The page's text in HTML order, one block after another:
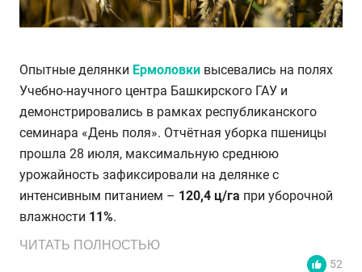
Опытные делянки Ермоловки высевались на полях
Учебно-научного центра Башкирского ГАУ и
демонстрировались в рамках республиканского
семинара «День поля». Отчётная уборка пшеницы
прошла 28 июля, максимальную среднюю
урожайность зафиксировали на делянке с
интенсивным питанием – 120,4 ц/га при уборочной
влажности 11%.
ЧИТАТЬ ПОЛНОСТЬЮ
52